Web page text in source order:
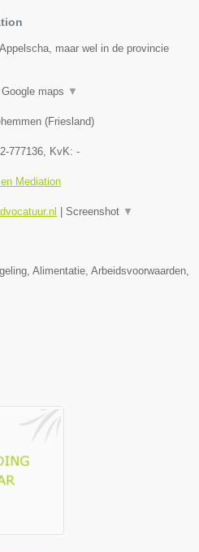
maar wel in de provincie
Google maps ▼
(Friesland)
777136 , KvK: -
Mediation
Screenshot ▼
Alimentatie, Arbeidsvoorwaarden,